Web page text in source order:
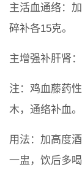
主活血通络：
碎补各15克。
主增强补肝肾
注：鸡血藤药
木，通络补血。
用法：加高度
一盅，饮后多喝